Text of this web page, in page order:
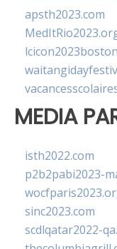
apsth2023.com
MEDIA
isth2022.com
p2b2pabi2023-
sinc2023.com
scdlqatar2022-